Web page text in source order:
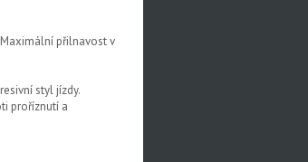
přilnavost v
styl jízdy.
proříznutí a